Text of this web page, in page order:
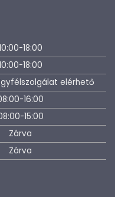
18:00
18:00
elérhető
16:00
15:00
Zárva
Zárva